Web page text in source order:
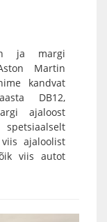
ja margi
Martin
kandvat
DB12,
ajaloost
ajaloolist
viis autot